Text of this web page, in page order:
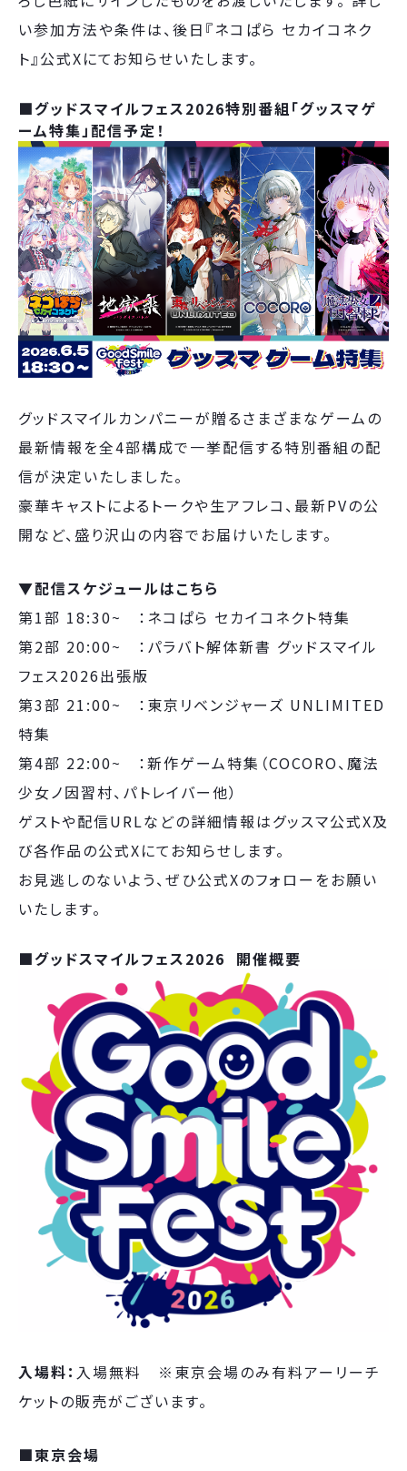
い参加方法や条件は、後日『ネコぱら セカイコネク
ト』公式Xにてお知らせいたします。
■グッドスマイルフェス2026特別番組「グッスマゲ
ーム特集」配信予定！
グッドスマイルカンパニーが贈るさまざまなゲームの
最新情報を全4部構成で一挙配信する特別番組の配
信が決定いたしました。
豪華キャストによるトークや生アフレコ、最新PVの公
開など、盛り沢山の内容でお届けいたします。
▼配信スケジュールはこちら
第1部 18:30~ ：ネコぱら セカイコネクト特集
第2部 20:00~ ：パラバト解体新書 グッドスマイル
フェス2026出張版
第3部 21:00~ ：東京リベンジャーズ UNLIMITED
特集
第4部 22:00~ ：新作ゲーム特集（COCORO、魔法
少女ノ因習村、パトレイバー他）
ゲストや配信URLなどの詳細情報はグッスマ公式X及
び各作品の公式Xにてお知らせします。
お見逃しのないよう、ぜひ公式Xのフォローをお願い
いたします。
■グッドスマイルフェス2026 開催概要
入場料： 入場無料 ※東京会場のみ有料アーリーチ
ケットの販売がございます。
■東京会場